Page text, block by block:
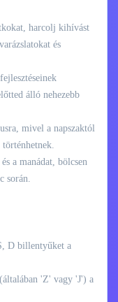
harcolj kihívást
és
álló nehezebb
mivel a napszaktól
a manádat, bölcsen
során.
D billentyűket a
'Z' vagy 'J') a